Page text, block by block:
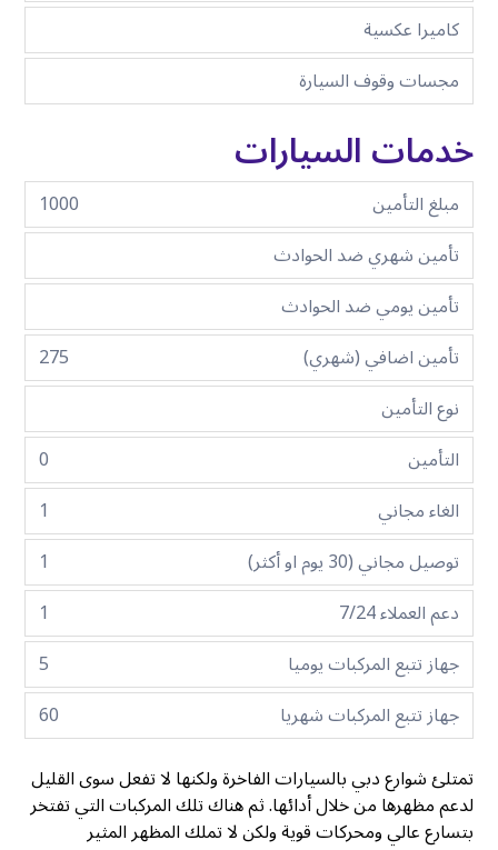
كاميرا عكسية
مجسات وقوف السيارة
خدمات السيارات
مبلغ التأمين
1000
تأمين شهري ضد الحوادث
تأمين يومي ضد الحوادث
تأمين اضافي (شهري)
275
نوع التأمين
التأمين
0
الغاء مجاني
1
توصيل مجاني (30 يوم او أكثر)
1
دعم العملاء 7/24
1
جهاز تتبع المركبات يوميا
5
جهاز تتبع المركبات شهريا
60
تمتلئ شوارع دبي بالسيارات الفاخرة ولكنها لا تفعل سوى القليل
لدعم مظهرها من خلال أدائها. ثم هناك تلك المركبات التي تفتخر
بتسارع عالي ومحركات قوية ولكن لا تملك المظهر المثير